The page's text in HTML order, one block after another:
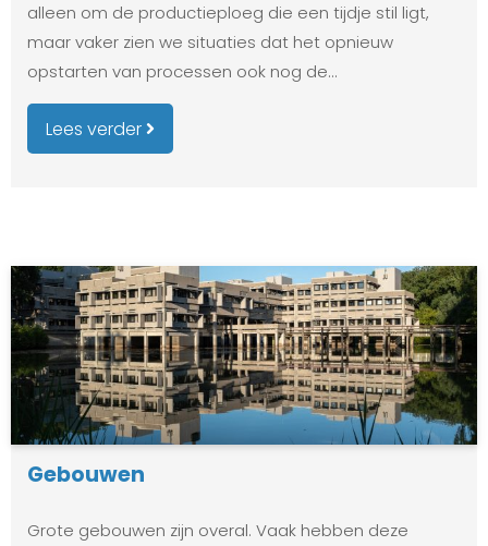
alleen om de productieploeg die een tijdje stil ligt,
maar vaker zien we situaties dat het opnieuw
opstarten van processen ook nog de…
Lees verder
Gebouwen
Grote gebouwen zijn overal. Vaak hebben deze